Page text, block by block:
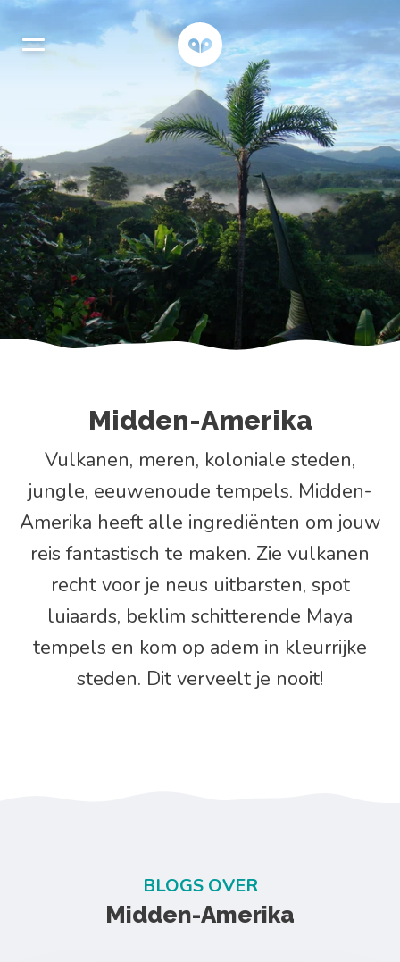
Midden-Amerika
Vulkanen, meren, koloniale steden,
jungle, eeuwenoude tempels. Midden-
Amerika heeft alle ingrediënten om jouw
reis fantastisch te maken. Zie vulkanen
recht voor je neus uitbarsten, spot
luiaards, beklim schitterende Maya
tempels en kom op adem in kleurrijke
steden. Dit verveelt je nooit!
BLOGS OVER
Midden-Amerika